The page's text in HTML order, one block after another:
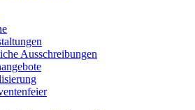
Ausschreibungen